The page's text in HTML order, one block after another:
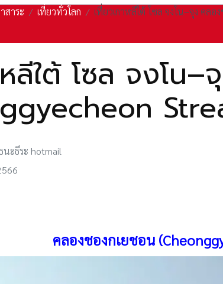
สาระ เที่ยวทั่วโลก เที่ยวเกาหลีใต้ โซล จงโน–จุง คล
หลีใต้ โซล จงโน
นะธีระ hotmail
คลองชองกเยชอน